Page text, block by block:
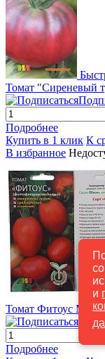
и
Томат "Сиреневый
Подробнее
Купить в 1 клик К
В избранное
Томат Фитоус
Подробнее